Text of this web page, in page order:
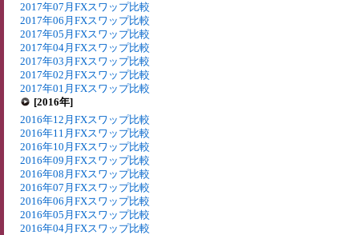
2017年07月FXスワップ比較
2017年06月FXスワップ比較
2017年05月FXスワップ比較
2017年04月FXスワップ比較
2017年03月FXスワップ比較
2017年02月FXスワップ比較
2017年01月FXスワップ比較
[2016年]
2016年12月FXスワップ比較
2016年11月FXスワップ比較
2016年10月FXスワップ比較
2016年09月FXスワップ比較
2016年08月FXスワップ比較
2016年07月FXスワップ比較
2016年06月FXスワップ比較
2016年05月FXスワップ比較
2016年04月FXスワップ比較